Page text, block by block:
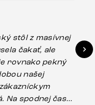
stôl z masívnej
čakať, ale
rovnako pekný
našej
Na spodnej časti